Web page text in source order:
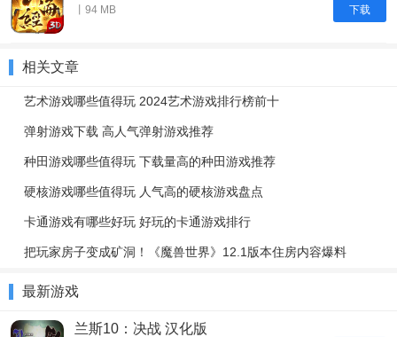
下载
丨94 MB
相关文章
艺术游戏哪些值得玩 2024艺术游戏排行榜前十
弹射游戏下载 高人气弹射游戏推荐
种田游戏哪些值得玩 下载量高的种田游戏推荐
硬核游戏哪些值得玩 人气高的硬核游戏盘点
卡通游戏有哪些好玩 好玩的卡通游戏排行
把玩家房子变成矿洞！《魔兽世界》12.1版本住房内容爆料
最新游戏
兰斯10：决战 汉化版